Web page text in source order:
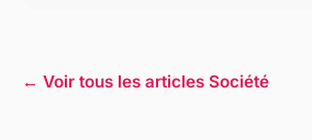
← Voir tous les articles Société